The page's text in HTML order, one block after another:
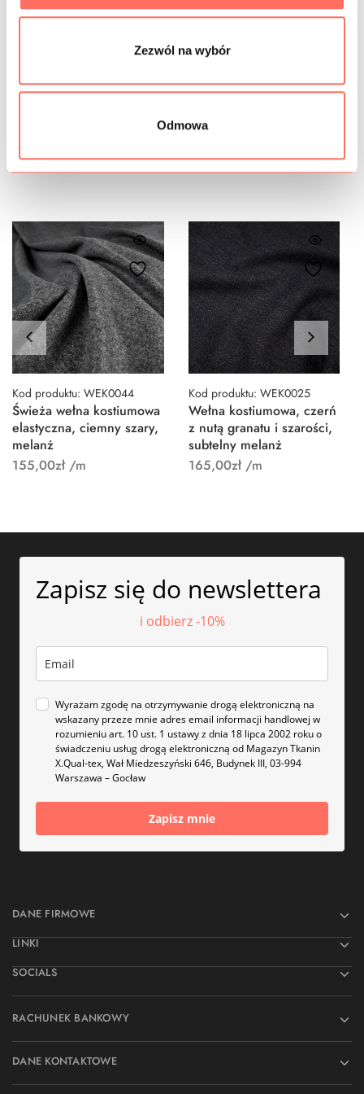
Zezwól na wybór
Odmowa
GRAMATURA
Podobne produkty
Kod produktu: WEK0044
Świeża wełna kostiumowa
elastyczna, ciemny szary,
melanż
155,00zł/m
Kod produktu: WEK0025
Wełna kostiumowa, czerń
z nutą granatu i szarości,
subtelny melanż
165,00zł/m
Zapisz się do newslettera
i odbierz -10%
Wyrażam zgodę na otrzymywanie drogą elektroniczną na
wskazany przeze mnie adres email informacji handlowej w
rozumieniu art. 10 ust. 1 ustawy z dnia 18 lipca 2002 roku o
świadczeniu usług drogą elektroniczną od Magazyn Tkanin
X.Qual-tex, Wał Miedzeszyński 646, Budynek III, 03-994
Warszawa – Gocław
Zapisz mnie
DANE FIRMOWE
LINKI
SOCIALS
RACHUNEK BANKOWY
DANE KONTAKTOWE